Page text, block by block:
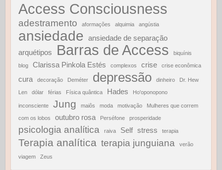
Access Consciousness
adestramento aformações alquimia angústia
ansiedade ansiedade de separação
arquétipos
Barras de Access biquínis
blog Clarissa Pinkola Estés complexos crise crise econômica
cura decoração Deméter depressão dinheiro Dr. Hew
Len dólar férias Física quântica Hades Ho'oponopono
inconsciente Jung maiôs moda motivação Mulheres que correm
com os lobos outubro rosa Perséfone prosperidade
psicologia analítica raiva Self stress terapia
Terapia analítica terapia junguiana verão
viagem Zeus